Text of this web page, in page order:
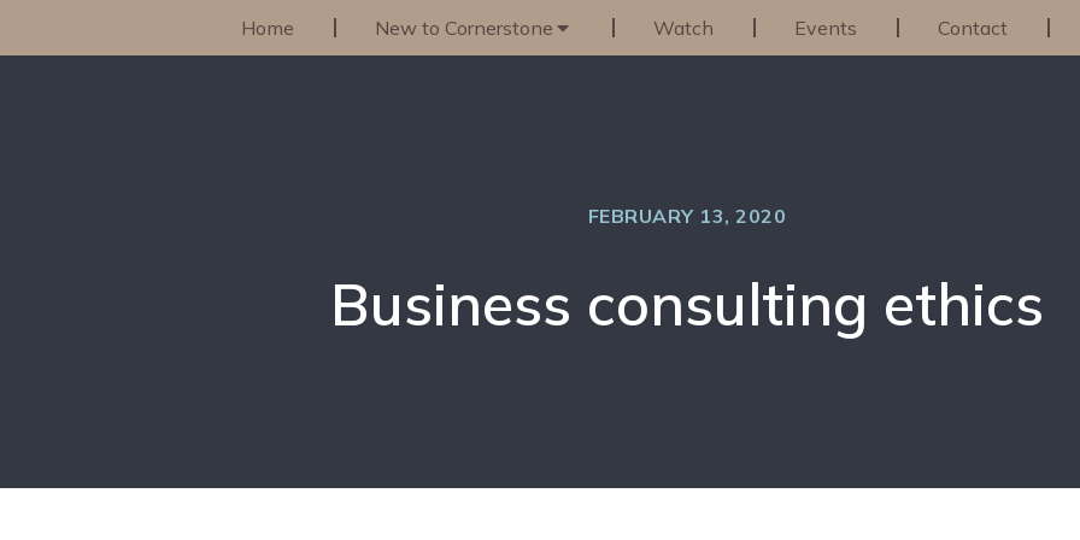
Home New to Cornerstone Watch Events Contact
FEBRUARY 13, 2020
Business consulting ethics